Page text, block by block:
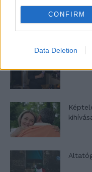
CONFIRM
Data Deletion
Nyár,